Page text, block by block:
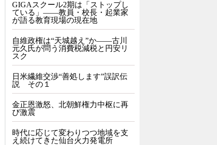
GIGAスクール2期は「ストップし
ている」——教員・校長・起業家
が語る教育現場の現在地
自維政権は“天城越え”か――古川
元久氏が問う消費税減税と円安リ
スク
日米繊維交渉“善処します”誤訳伝
説 その１
金正恩激怒、北朝鮮権力中枢に再
び激震
時代に応じて変わりつつ地域を支
え続けてきた仙台火力発電所